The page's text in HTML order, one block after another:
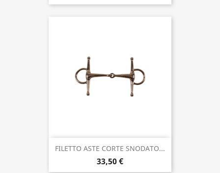
FILETTO ASTE CORTE SNODATO...
33,50 €